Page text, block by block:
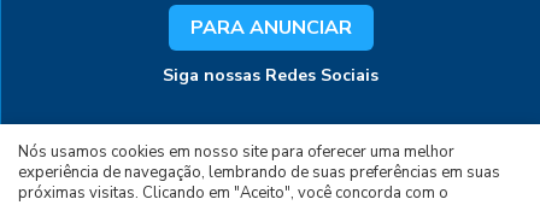
Nós usamos cookies em nosso site para oferecer uma melhor
experiência de navegação, lembrando de suas preferências em suas
próximas visitas. Clicando em "Aceito", você concorda com o
PARA ANUNCIAR
Siga nossas Redes Sociais